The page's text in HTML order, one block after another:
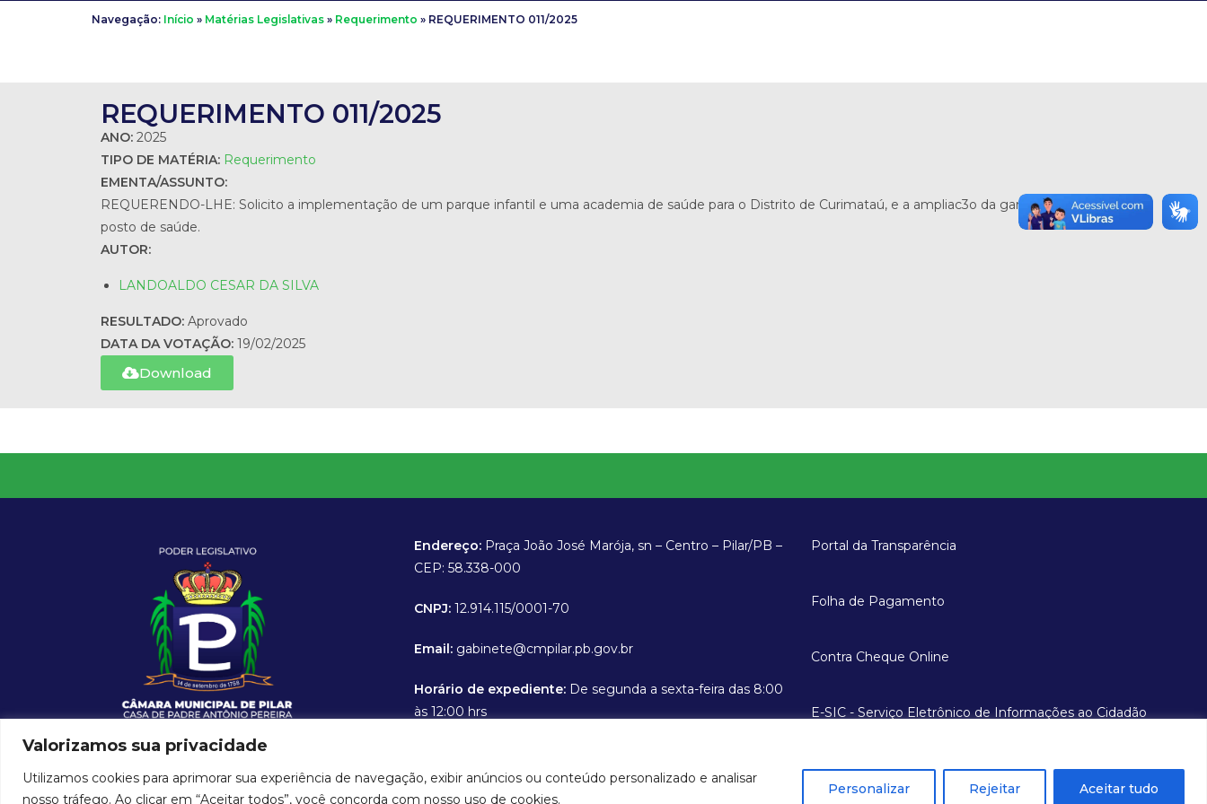
Valorizamos sua privacidade
Utilizamos cookies para aprimorar sua experiência de navegação, exibir anúncios ou conteúdo personalizado e analisar
nosso tráfego. Ao clicar em “Aceitar todos”, você concorda com nosso uso de cookies.
Personalizar Rejeitar Aceitar tudo
Navegação: Início » Matérias Legislativas » Requerimento » REQUERIMENTO 011/2025
REQUERIMENTO 011/2025
ANO: 2025
TIPO DE MATÉRIA: Requerimento
EMENTA/ASSUNTO:
REQUERENDO-LHE: Solicito a implementação de um parque infantil e uma academia de saúde para o Distrito de Curimataú, e a ampliac3o da garagem do
posto de saúde.
AUTOR:
LANDOALDO CESAR DA SILVA
RESULTADO: Aprovado
DATA DA VOTAÇÃO: 19/02/2025
Download
Endereço: Praça João José Marója, sn – Centro – Pilar/PB –
CEP: 58.338-000
CNPJ:12.914.115/0001-70
Email: gabinete@cmpilar.pb.gov.br
Horário de expediente: De segunda a sexta-feira das 8:00
às 12:00 hrs
Portal da Transparência
Folha de Pagamento
Contra Cheque Online
E-SIC - Serviço Eletrônico de Informações ao Cidadão